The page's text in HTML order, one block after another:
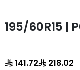
195/60R15 |
218.02
141.72